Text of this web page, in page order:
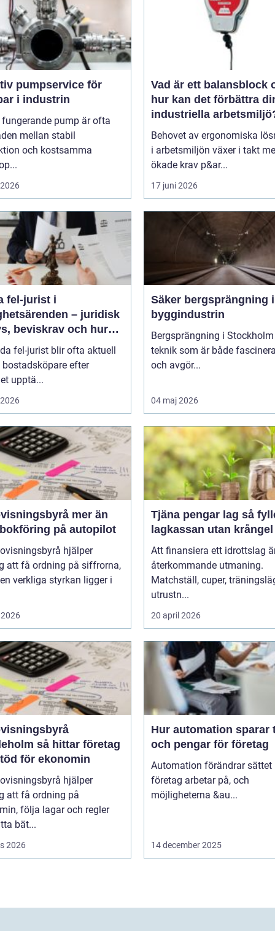
pumpservice för
i industrin
fungerande pump är ofta
mellan stabil
och kostsamma
Vad är ett balansblock
hur kan det förbättra
industriella
Behovet av ergonomiska
i arbetsmiljön växer i takt
ökade krav p&ar...
17 juni 2026
fel-jurist i
– juridisk
beviskrav och hur
fördelas vid
fel-jurist blir ofta aktuell
bostadsköpare efter
upptä...
Säker bergsprängning
byggindustrin
Bergsprängning i
teknik som är både
och avgör...
04 maj 2026
mer än
på autopilot
hjälper
att få ordning på siffrorna,
verkliga styrkan ligger i
Tjäna pengar lag så fyller ni
lagkassan utan krångel
Att finansiera ett idrottslag
återkommande utmaning.
Matchställ, cuper,
utrustn...
20 april 2026
hittar företag
för ekonomin
hjälper
att få ordning på
följa lagar och regler
bät...
2026
Hur automation sparar
och pengar för företag
Automation förändrar sättet
företag arbetar på, och
möjligheterna &au...
14 december 2025